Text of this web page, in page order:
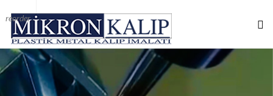
reorder